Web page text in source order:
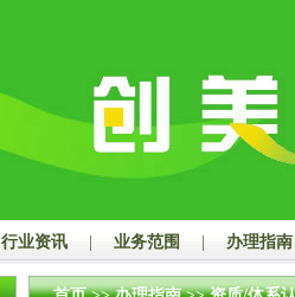
行业资讯 业务范围 办理指南